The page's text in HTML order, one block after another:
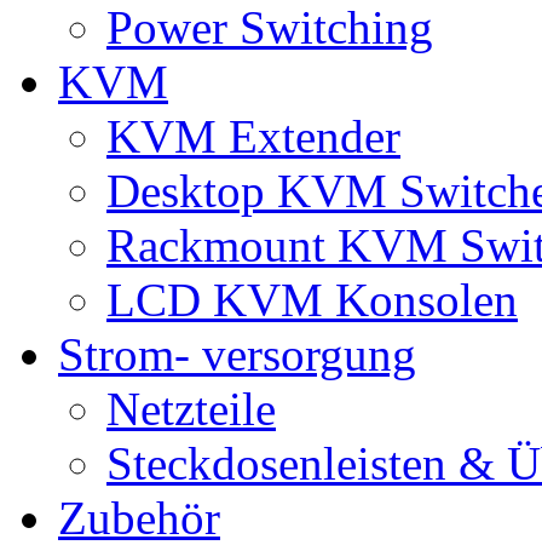
Power Switching
KVM
KVM Extender
Desktop KVM
Rackmount KVM
LCD KVM Konsolen
Strom- versorgung
Netzteile
Steckdosenleisten &
Zubehör